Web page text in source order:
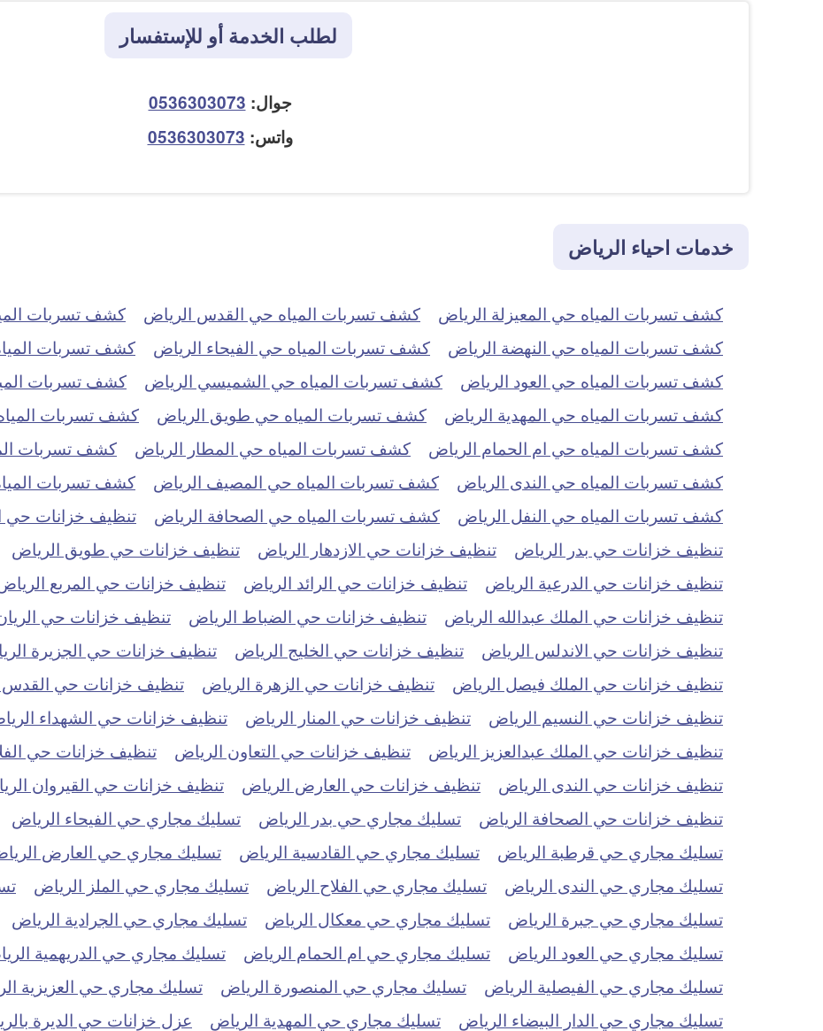
لطلب الخدمة أو للإستفسار
جوال: 0536303073
واتس: 0536303073
خدمات احياء الرياض
كشف تسربات المياه حي المعيزلة الرياض كشف تسربات المياه حي القدس الرياض
كشف تسربات
كشف تسربات المياه حي النهضة الرياض
كشف تسربات المياه حي الفيحاء الرياض
كشف تسربات
كشف تسربات المياه حي العود الرياض
كشف تسربات المياه حي الشميسي الرياض
كشف تسربات
كشف تسربات المياه حي المهدية الرياض
كشف تسربات المياه حي طويق الرياض
كشف تسربات
كشف تسربات المياه حي ام الحمام الرياض
كشف تسربات المياه حي المطار الرياض
كشف تسربات
كشف تسربات المياه حي الندى الرياض
كشف تسربات المياه حي المصيف الرياض
كشف تسربات
كشف تسربات المياه حي النفل الرياض
كشف تسربات المياه حي الصحافة الرياض
تنظيف خزانات حي
تنظيف خزانات حي بدر الرياض
تنظيف خزانات حي الازدهار الرياض تنظيف خزانات حي طويق الرياض
تنظيف خزانات حي الدرعية الرياض
تنظيف خزانات حي الرائد الرياض تنظيف خزانات حي المربع
تنظيف خزانات حي الملك عبدالله الرياض
تنظيف خزانات حي الضباط الرياض
تنظيف خزانات حي
تنظيف خزانات حي الاندلس الرياض
تنظيف خزانات حي الخليج الرياض
تنظيف خزانات حي الجزيرة
تنظيف خزانات حي الملك فيصل الرياض
تنظيف خزانات حي الزهرة الرياض
تنظيف خزانات حي القدس
تنظيف خزانات حي النسيم الرياض
تنظيف خزانات حي المنار الرياض
تنظيف خزانات حي الشهداء
تنظيف خزانات حي الملك عبدالعزيز الرياض
تنظيف خزانات حي التعاون الرياض
تنظيف خزانات حي
تنظيف خزانات حي الندى الرياض
تنظيف خزانات حي العارض الرياض تنظيف خزانات حي القيروان
تنظيف خزانات حي الصحافة الرياض
تسليك مجاري حي بدر الرياض تسليك مجاري حي الفيحاء الرياض
تسليك مجاري حي قرطبة الرياض
تسليك مجاري حي القادسية الرياض تسليك مجاري حي العارض
تسليك مجاري حي الندى الرياض
تسليك مجاري حي الفلاح الرياض تسليك مجاري حي الملز الرياض
تسليك مجاري حي جبرة الرياض
تسليك مجاري حي معكال الرياض تسليك مجاري حي الجرادية الرياض
تسليك مجاري حي العود الرياض
تسليك مجاري حي ام الحمام الرياض تسليك مجاري حي الدريهمية
تسليك مجاري حي الفيصلية الرياض
تسليك مجاري حي المنصورة الرياض
تسليك مجاري حي العزيزية
تسليك مجاري حي الدار البيضاء الرياض
تسليك مجاري حي المهدية الرياض عزل خزانات حي الديرة